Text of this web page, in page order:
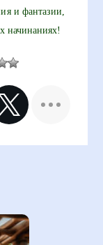
и фантазии,
начинаниях!